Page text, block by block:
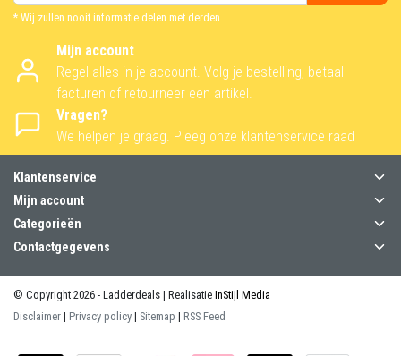
* Wij zullen nooit informatie delen met derden.
Mijn account
Regel alles in je account. Volg je bestelling, betaal
facturen of retourneer een artikel.
Vragen?
We helpen je graag. Pleeg onze klantenservice raad
Klantenservice
Mijn account
Categorieën
Contactgegevens
© Copyright 2026 - Ladderdeals | Realisatie InStijl Media
Disclaimer | Privacy policy | Sitemap | RSS Feed